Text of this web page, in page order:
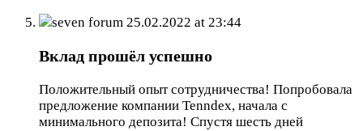
seven forum 25.02.2022 at 23:44
Вклад прошёл успешно
Положительный опыт сотрудничества! Попробовала
предложение компании Tenndex, начала с
минимального депозита! Спустя шесть дней